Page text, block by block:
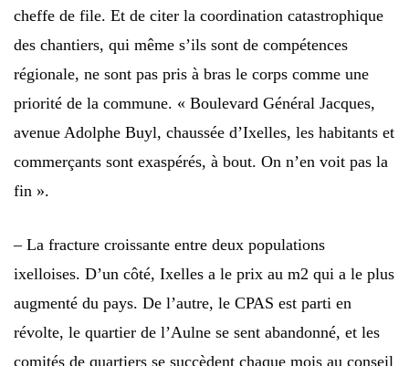
cheffe de file. Et de citer la coordination catastrophique
des chantiers, qui même s’ils sont de compétences
régionale, ne sont pas pris à bras le corps comme une
priorité de la commune. « Boulevard Général Jacques,
avenue Adolphe Buyl, chaussée d’Ixelles, les habitants et
commerçants sont exaspérés, à bout. On n’en voit pas la
fin ».
– La fracture croissante entre deux populations
ixelloises. D’un côté, Ixelles a le prix au m2 qui a le plus
augmenté du pays. De l’autre, le CPAS est parti en
révolte, le quartier de l’Aulne se sent abandonné, et les
comités de quartiers se succèdent chaque mois au conseil